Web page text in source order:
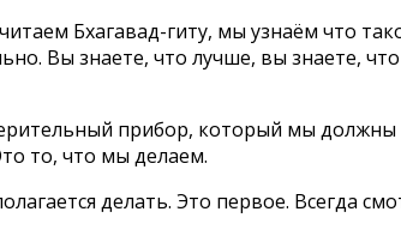
Бхагавад-гиту, мы узнаём что
Вы знаете, что лучше, вы
прибор, который мы
то, что мы делаем.
делать. Это первое. Всегда